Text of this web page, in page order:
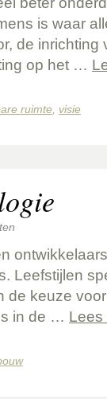
is waar
de inrichting
op het …
ruimte visie
Leefstijlen
de keuze
in de …